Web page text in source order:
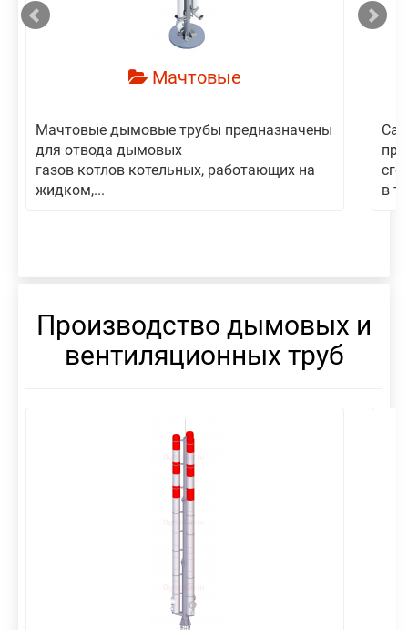
Мачтовые
Мачтовые дымовые трубы предназначены
для отвода дымовых
газов котлов котельных, работающих на
жидком,...
в
Производство дымовых и
вентиляционных труб